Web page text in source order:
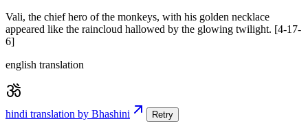
Vali, the chief hero of the monkeys, with his golden necklace
appeared like the raincloud hallowed by the glowing twilight. [4-17-
6]
english translation
hindi translation by Bhashini Retry